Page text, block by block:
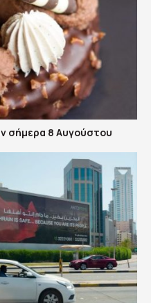
σήμερα 8 Αυγούστου